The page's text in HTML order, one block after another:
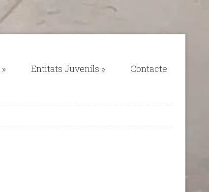
» Entitats Juvenils » Contacte